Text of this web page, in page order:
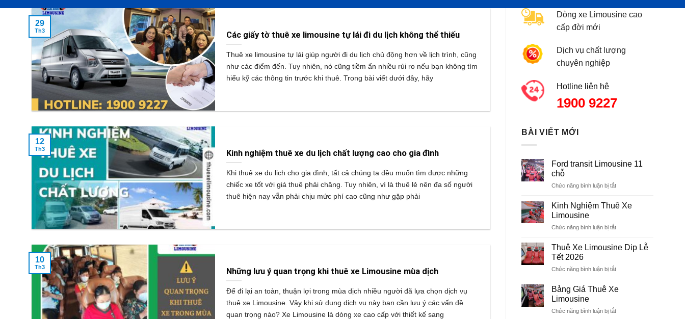
Các giấy tờ thuê xe limousine tự lái đi du lịch không thể thiếu
Thuê xe limousine tự lái giúp người đi du lịch chủ động hơn về lịch trình, cũng
như các điểm đến. Tuy nhiên, nó cũng tiềm ẩn nhiều rủi ro nếu bạn không tìm
hiểu kỹ các thông tin trước khi thuê. Trong bài viết dưới đây, hãy
29
Th3
Kinh nghiệm thuê xe du lịch chất lượng cao cho gia đình
Khi thuê xe du lịch cho gia đình, tất cả chúng ta đều muốn tìm được những
chiếc xe tốt với giá thuê phải chăng. Tuy nhiên, vì là thuê lẻ nên đa số người
thuê hiện nay vẫn phải chịu mức phí cao cũng như gặp phải
12
Th3
Những lưu ý quan trọng khi thuê xe Limousine mùa dịch
Để đi lại an toàn, thuận lợi trong mùa dịch nhiều người đã lựa chọn dịch vụ
thuê xe Limousine. Vậy khi sử dụng dịch vụ này bạn cần lưu ý các vấn đề
quan trọng nào? Xe Limousine là dòng xe cao cấp với thiết kế sang
10
Th3
Dòng xe Limousine cao
cấp đời mới
Dịch vụ chất lượng
chuyên nghiệp
Hotline liên hệ
1900 9227
BÀI VIẾT MỚI
Ford transit Limousine 11
chỗ
Chức năng bình luận bị tắt
transit
Kinh Nghiệm Thuê Xe
Limousine
Chức năng bình luận bị tắt
Nghiệm
Thuê Xe Limousine Dịp Lễ
Tết 2026
Chức năng bình luận bị tắt
Xe
Bảng Giá Thuê Xe
Limousine
Chức năng bình luận bị tắt